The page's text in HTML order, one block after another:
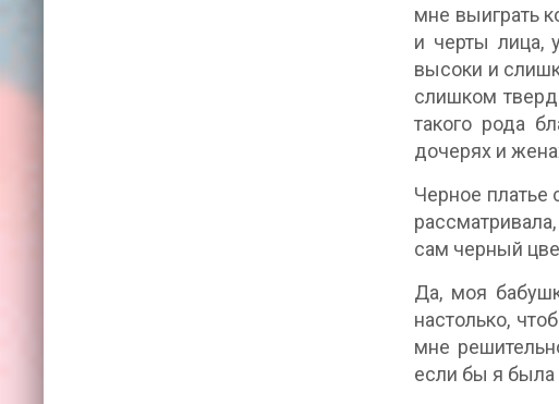
мне выиграть
и черты лица,
высоки и
слишком
такого рода
дочерях и
Черное платье
сам черный
Да, моя
настолько,
мне
если бы я